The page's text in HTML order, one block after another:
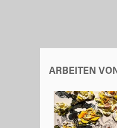
ARBEITEN